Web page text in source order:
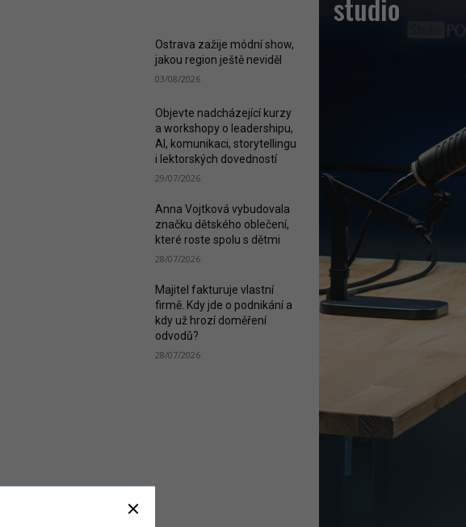
Ostrava zažije módní show,
jakou region ještě neviděl
03/08/2026
Objevte nadcházející kurzy
a workshopy o leadershipu,
AI, komunikaci, storytellingu
i lektorských dovedností
29/07/2026
Anna Vojtková vybudovala
značku dětského oblečení,
které roste spolu s dětmi
28/07/2026
Majitel fakturuje vlastní
firmě. Kdy jde o podnikání a
kdy už hrozí doměření
odvodů?
28/07/2026